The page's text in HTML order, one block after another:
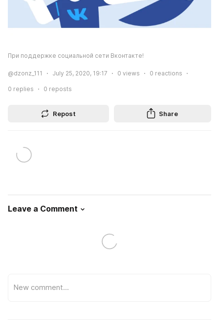
При поддержке социальной сети Вконтакте!
@dzonz_111 July 25, 2020, 19:17 0 views 0 reactions
0 replies 0 reposts
Repost Share
Leave a Comment